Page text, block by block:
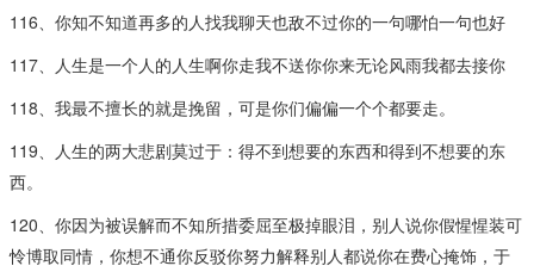
116、你知不知道再多的人找我聊天也敌不过你的一句哪怕一句也好
117、人生是一个人的人生啊你走我不送你你来无论风雨我都去接你
118、我最不擅长的就是挽留，可是你们偏偏一个个都要走。
119、人生的两大悲剧莫过于：得不到想要的东西和得到不想要的东
西。
120、你因为被误解而不知所措委屈至极掉眼泪，别人说你假惺惺装可
怜博取同情，你想不通你反驳你努力解释别人都说你在费心掩饰，于